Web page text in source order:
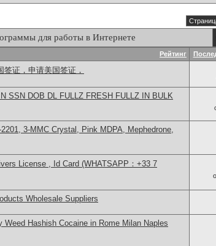
для работы в Интернете
Рейтинг
证，申请美国签证，
SSN DOB DL FULLZ FRESH FULLZ IN BULK
3-MMC Crystal, Pink MDPA, Mephedrone,
License , Id Card (WHATSAPP：+33 7
Wholesale Suppliers
Weed Hashish Cocaine in Rome Milan Naples